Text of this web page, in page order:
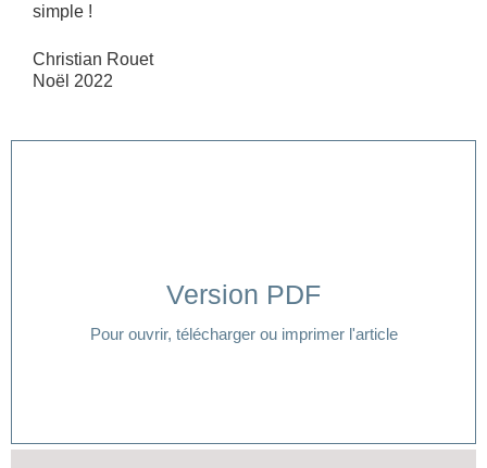
simple !
Christian Rouet
Noël 2022
Version PDF
Pour ouvrir, télécharger ou imprimer l'article
Cliquer ici